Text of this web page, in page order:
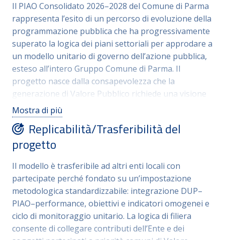
meramente formale del PIAO come adempimento
normativo e lo assume come strumento di
governance integrata, capace di orientare le
decisioni, coordinare l’azione dell’Ente e dei soggetti
partecipati
Il PIAO Consolidato 2026–2028 del Comune di Parma
rappresenta l’esito di un percorso di evoluzione della
programmazione pubblica che ha progressivamente
superato la logica dei piani settoriali per approdare a
un modello unitario di governo dell’azione pubblica,
esteso all’intero Gruppo Comune di Parma. Il
progetto nasce dalla consapevolezza che la
generazione di Valore Pubblico richiede una visione
integrata, coerente e misurabile. Il PIAO consolidato
integra in un unico quadro strategico il DUP, il ciclo
della performance, la prevenzione della corruzione e
la trasparenza, la programmazione delle risorse
includendo in modo strutturato anche le società e gli
enti partecipati, superando una concezione
meramente formale del PIAO come adempimento
normativo e lo assume come strumento di
governance integrata, capace di orientare le
decisioni, coordinare l’azione dell’Ente e dei soggetti
Mostra di più
Replicabilità/Trasferibilità del
progetto
Il modello è trasferibile ad altri enti locali con
partecipate perché fondato su un’impostazione
metodologica standardizzabile: integrazione DUP–
PIAO–performance, obiettivi e indicatori omogenei e
ciclo di monitoraggio unitario. La logica di filiera
consente di collegare contributi dell’Ente e dei